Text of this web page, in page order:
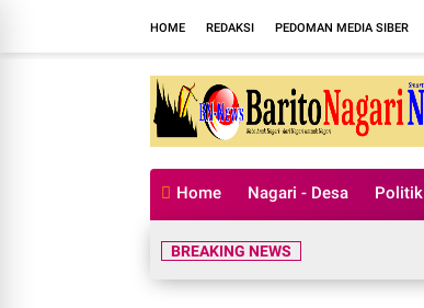
HOME REDAKSI PEDOMAN MEDIA SIBER
Home Nagari - Desa Politik
BREAKING NEWS